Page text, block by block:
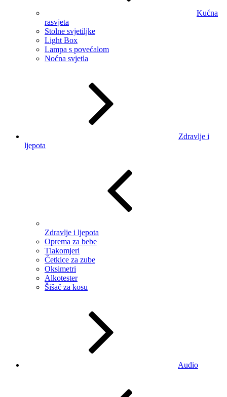
Kućna
rasvjeta
Stolne svjetiljke
Light Box
Lampa s povećalom
Noćna svjetla
Zdravlje i
ljepota
Zdravlje i ljepota
Oprema za bebe
Tlakomjeri
Četkice za zube
Oksimetri
Alkotester
Šišač za kosu
Audio